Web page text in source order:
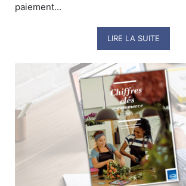
paiement...
LIRE LA SUITE